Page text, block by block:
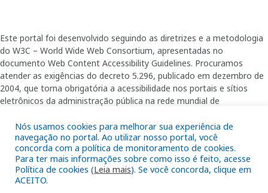
Nós usamos cookies para melhorar sua experiência de
navegação no portal. Ao utilizar nosso portal, você
concorda com a política de monitoramento de cookies.
Para ter mais informações sobre como isso é feito, acesse
Política de cookies (Leia mais). Se você concorda, clique em
ACEITO.
Este portal foi desenvolvido seguindo as diretrizes e a metodologia
do W3C – World Wide Web Consortium, apresentadas no
documento Web Content Accessibility Guidelines. Procuramos
atender as exigências do decreto 5.296, publicado em dezembro de
2004, que torna obrigatória a acessibilidade nos portais e sítios
eletrônicos da administração pública na rede mundial de
garantindo-lhes o pleno acesso aos conteúdos disponíveis.
Além de validações automáticas, foram realizados testes em
diversos navegadores e através do utilitário de acesso a Internet do